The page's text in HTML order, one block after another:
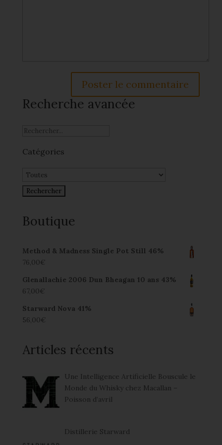
Recherche avancée
Catégories
Boutique
Method & Madness Single Pot Still 46%
76,00€
Glenallachie 2006 Dun Bheagan 10 ans 43%
67,00€
Starward Nova 41%
56,00€
Articles récents
Une Intelligence Artificielle Bouscule le
Monde du Whisky chez Macallan –
Poisson d’avril
Distillerie Starward